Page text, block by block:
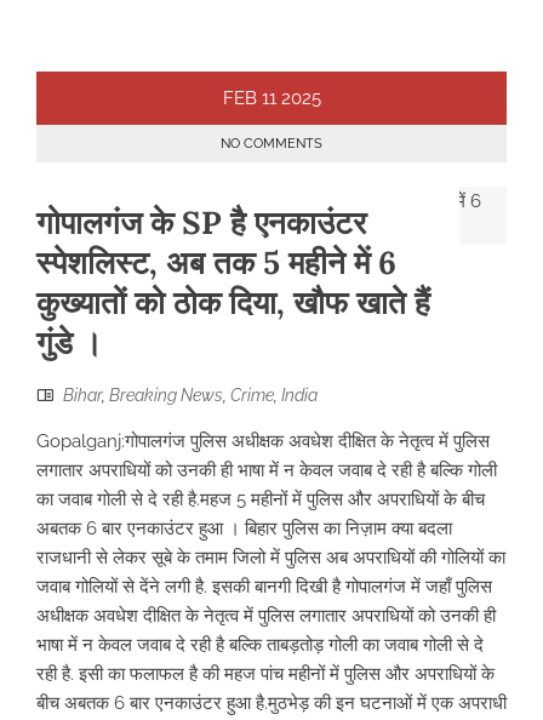
FEB 11 2025
NO COMMENTS
गोपालगंज के SP है एनकाउंटर
स्पेशलिस्ट, अब तक 5 महीने में 6
कुख्यातों को ठोक दिया, खौफ खाते हैं
गुंडे ।
Bihar, Breaking News, Crime, India
Gopalganj:गोपालगंज पुलिस अधीक्षक अवधेश दीक्षित के नेतृत्व में पुलिस
लगातार अपराधियों को उनकी ही भाषा में न केवल जवाब दे रही है बल्कि गोली
का जवाब गोली से दे रही है.महज 5 महीनों में पुलिस और अपराधियों के बीच
अबतक 6 बार एनकाउंटर हुआ । बिहार पुलिस का निज़ाम क्या बदला
राजधानी से लेकर सूबे के तमाम जिलो में पुलिस अब अपराधियों की गोलियों का
जवाब गोलियों से देंने लगी है. इसकी बानगी दिखी है गोपालगंज में जहाँ पुलिस
अधीक्षक अवधेश दीक्षित के नेतृत्व में पुलिस लगातार अपराधियों को उनकी ही
भाषा में न केवल जवाब दे रही है बल्कि ताबड़तोड़ गोली का जवाब गोली से दे
रही है. इसी का फलाफल है की महज पांच महीनों में पुलिस और अपराधियों के
बीच अबतक 6 बार एनकाउंटर हुआ है.मुठभेड़ की इन घटनाओं में एक अपराधी